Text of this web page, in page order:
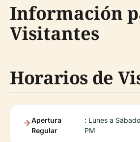
Información
Visitantes
Horarios de
Apertura
Regular
: Lunes a
PM